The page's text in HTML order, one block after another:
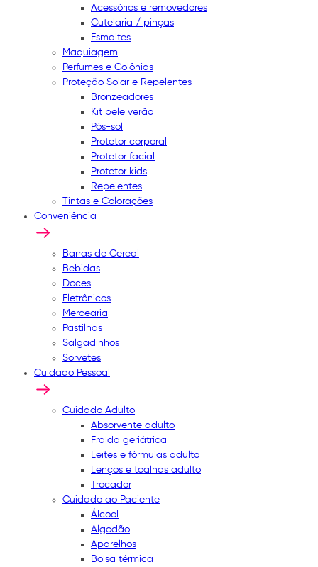
Acessórios e removedores
Cutelaria / pinças
Esmaltes
Maquiagem
Perfumes e Colônias
Proteção Solar e Repelentes
Bronzeadores
Kit pele verão
Pós-sol
Protetor corporal
Protetor facial
Protetor kids
Repelentes
Tintas e Colorações
Conveniência
Barras de Cereal
Bebidas
Doces
Eletrônicos
Mercearia
Pastilhas
Salgadinhos
Sorvetes
Cuidado Pessoal
Cuidado Adulto
Absorvente adulto
Fralda geriátrica
Leites e fórmulas adulto
Lenços e toalhas adulto
Trocador
Cuidado ao Paciente
Álcool
Algodão
Aparelhos
Bolsa térmica